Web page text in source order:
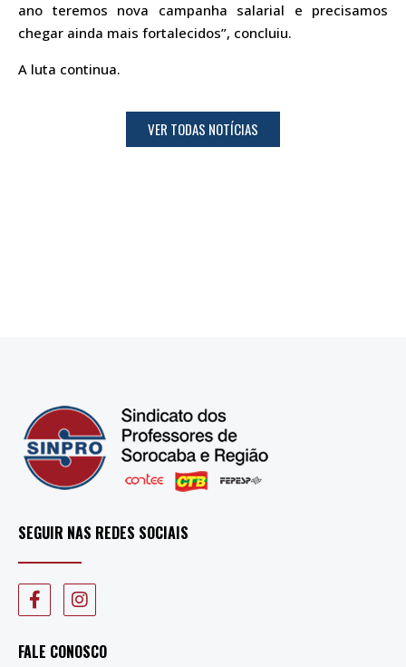
ano teremos nova campanha salarial e precisamos
chegar ainda mais fortalecidos”, concluiu.
A luta continua.
VER TODAS NOTÍCIAS
SEGUIR NAS REDES SOCIAIS
FALE CONOSCO